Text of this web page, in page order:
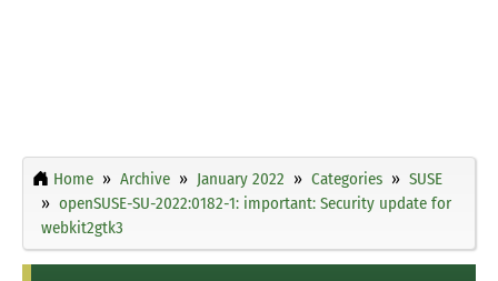
Home Archive January 2022 Categories
SUSE
openSUSE-SU-2022:0182-1: important: Security update for
webkit2gtk3